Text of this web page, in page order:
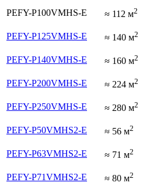
PEFY-P100VMHS-E
≈ 112 м2
PEFY-P125VMHS-E
≈ 140 м2
PEFY-P140VMHS-E
≈ 160 м2
PEFY-P200VMHS-E
≈ 224 м2
PEFY-P250VMHS-E
≈ 280 м2
PEFY-P50VMHS2-E
≈ 56 м2
PEFY-P63VMHS2-E
≈ 71 м2
PEFY-P71VMHS2-E
≈ 80 м2